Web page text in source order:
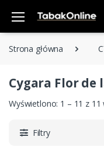
Strona główna
Cygara Flor
Wyświetlono: 1 – 11 z 11
Filtry